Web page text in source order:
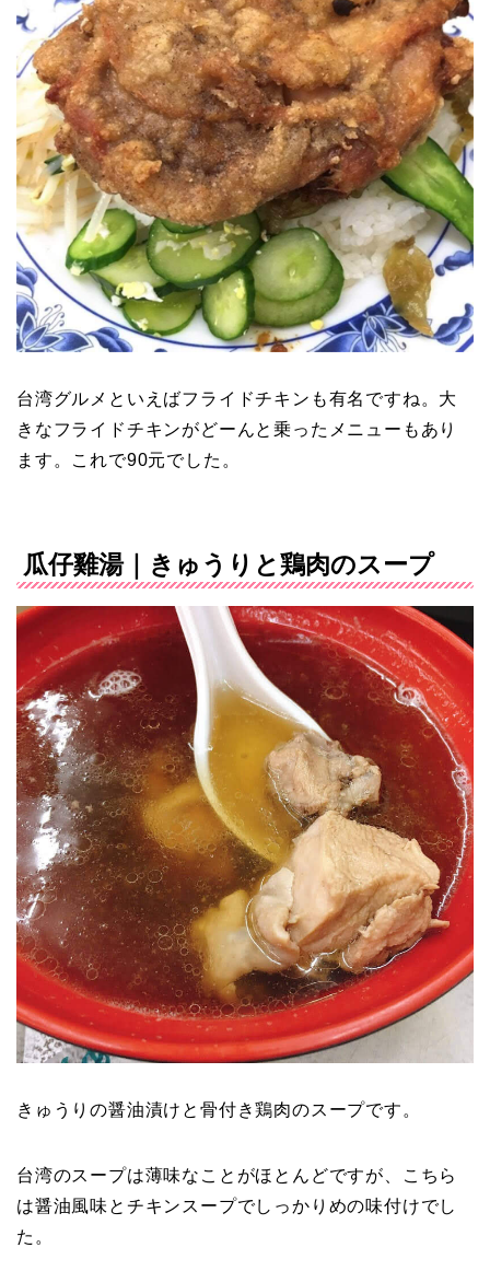
台湾グルメといえばフライドチキンも有名ですね。大
きなフライドチキンがどーんと乗ったメニューもあり
ます。これで90元でした。
瓜仔雞湯｜きゅうりと鶏肉のスープ
きゅうりの醤油漬けと骨付き鶏肉のスープです。
台湾のスープは薄味なことがほとんどですが、こちら
は醤油風味とチキンスープでしっかりめの味付けでし
た。